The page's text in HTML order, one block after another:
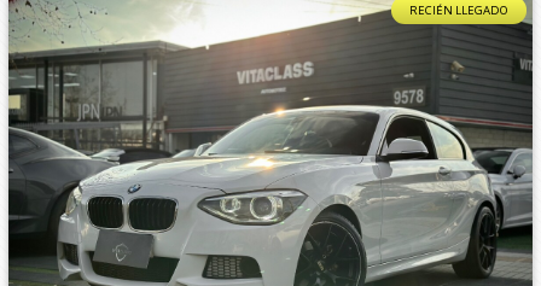
RECIÉN LLEGADO